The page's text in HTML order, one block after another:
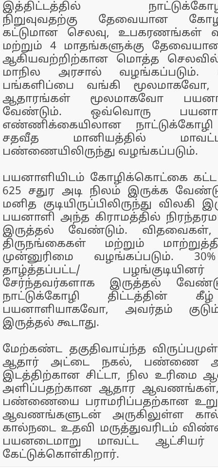
இத்திட்டத்தில்
நிறுவுவதற்கு தேவையான
கட்டுமான செலவு, உபகரணங்கள்
மற்றும் 4 மாதங்களுக்கு
ஆகியவற்றிற்கான மொத்த செலவில்
மாநில அரசால் வழங்கப்படும்.
பங்களிப்பை வங்கி
ஆதாரங்கள் மூலமாகவோ
வேண்டும். ஒவ்வொரு
எண்ணிக்கையிலான
சதவீத மானியத்தில்
பண்ணையிலிருந்து வழங்கப்படும்.
பயனாளியிடம் கோழிக்கொட்கை கட்ட
625 சதுர அடி நிலம் இருக்க
மனித குடியிருப்பிலிருந்து
பயனாளி அந்த கிராமத்தில்
இருத்தல் வேண்டும்.
திருநங்கைகள் மற்றும்
முன்னுரிமை வழங்கப்படும்.
தாழ்த்தப்பட்ட/
சேர்ந்தவர்களாக இருத்தல்
நாட்டுக்கோழி திட்டத்தின்
பயனாளியாகவோ, அவர்தம்
இருத்தல் கூடாது.
மேற்கண்ட தகுதிவாய்ந்த
ஆதார் அட்டை நகல், பண்ணை
இடத்திற்கான சிட்டா, நில
அளிப்பதற்கான ஆதார ஆவணங்கள், 3
பண்ணையை பராமரிப்பதற்கான
ஆவணங்களுடன் அருகிலுள்ள
கால்நடை உதவி மருத்துவரிடம்
பயனடைமாறு மாவட்ட ஆட்சியர்
கேட்டுக்கொள்கிறார்.